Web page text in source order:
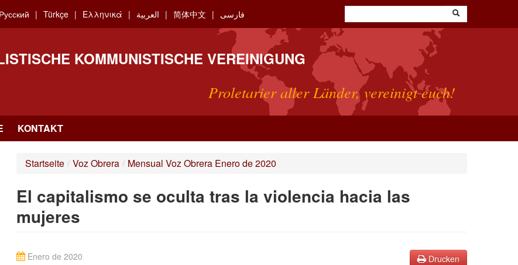
Русский Türkçe Ελληνικά العربية 简体中文 فارسی
KOMMUNISTISCHE VEREINIGUNG
Proletarier aller Länder, vereinigt euch!
KONTAKT
Startseite / Voz Obrera / Mensual Voz Obrera Enero de 2020
El capitalismo se oculta tras la violencia hacia las
mujeres
Drucken
Enero de 2020